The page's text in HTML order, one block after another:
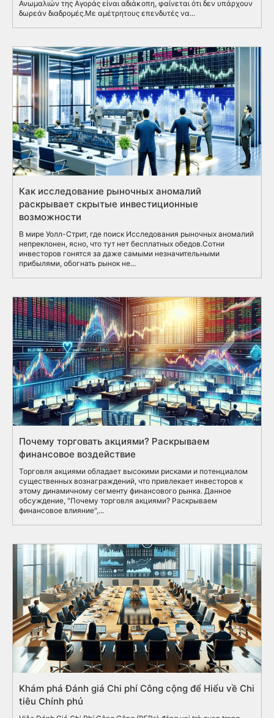
Ανωμαλιών της Αγοράς είναι αδιάκοπη, φαίνεται ότι δεν υπάρχουν
δωρεάν διαδρομές.Με αμέτρητους επενδυτές να...
Как исследование рыночных аномалий
раскрывает скрытые инвестиционные
возможности
В мире Уолл-Стрит, где поиск Исследования рыночных аномалий
непреклонен, ясно, что тут нет бесплатных обедов.Сотни
инвесторов гонятся за даже самыми незначительными
прибылями, обогнать рынок не...
Почему торговать акциями? Раскрываем
финансовое воздействие
Торговля акциями обладает высокими рисками и потенциалом
существенных вознаграждений, что привлекает инвесторов к
этому динамичному сегменту финансового рынка. Данное
обсуждение, "Почему торговля акциями? Раскрываем
финансовое влияние",...
Khám phá Đánh giá Chi phí Công cộng để Hiểu về Chi
tiêu Chính phủ